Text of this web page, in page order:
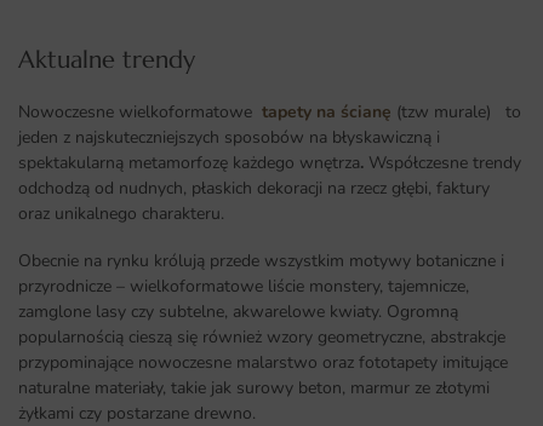
Aktualne trendy​
Nowoczesne wielkoformatowe tapety na ścianę (tzw murale) to
jeden z najskuteczniejszych sposobów na błyskawiczną i
spektakularną metamorfozę każdego wnętrza. Współczesne trendy
odchodzą od nudnych, płaskich dekoracji na rzecz głębi, faktury
oraz unikalnego charakteru.
Obecnie na rynku królują przede wszystkim motywy botaniczne i
przyrodnicze – wielkoformatowe liście monstery, tajemnicze,
zamglone lasy czy subtelne, akwarelowe kwiaty. Ogromną
popularnością cieszą się również wzory geometryczne, abstrakcje
przypominające nowoczesne malarstwo oraz fototapety imitujące
naturalne materiały, takie jak surowy beton, marmur ze złotymi
żyłkami czy postarzane drewno.